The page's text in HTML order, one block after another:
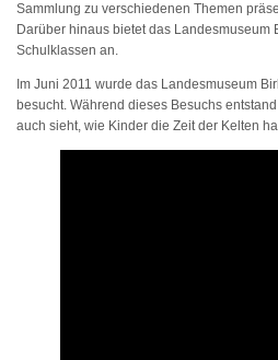
Sammlung zu verschiedenen Themen
Darüber hinaus bietet das
Schulklassen an.
Im Juni 2011 wurde das Landesmuseum
besucht. Während dieses Besuchs
auch sieht, wie Kinder die Zeit der Kelten